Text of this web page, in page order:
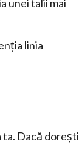
unei talii mai
linia
Dacă dorești